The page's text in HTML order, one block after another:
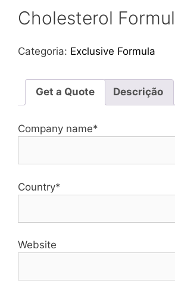
Cholesterol
Categoria: Exclusive Formula
Get a Quote Descrição
Company name*
Country*
Website